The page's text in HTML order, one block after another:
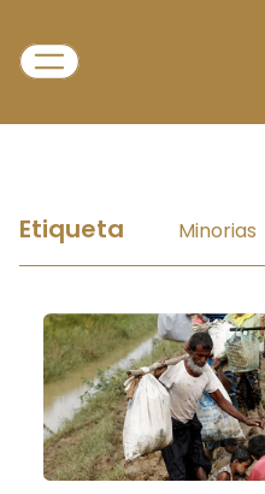
Etiqueta Minorias